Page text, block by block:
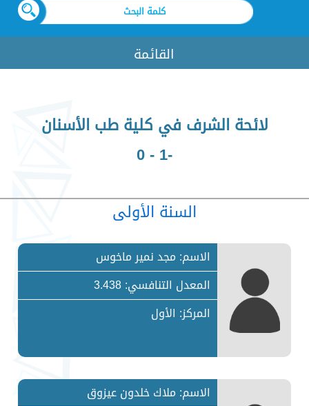
القائمة
لائحة الشرف في كلية طب الأسنان
-1 - 0
السنة الأولى
الاسم: مجد نمير ماخوس
المعدل التنافسي: 3.438
المركز: الأول
الاسم: ملاك خلدون عيزوق